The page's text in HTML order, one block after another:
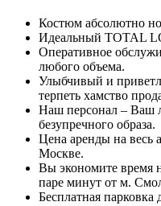
Костюм абсолютно
Идеальный TOTAL
Оперативное
любого объема.
Улыбчивый и
терпеть хамство
Наш персонал – Ваш
безупречного образа.
Цена аренды на
Москве.
Вы экономите время
паре минут от м.
Бесплатная